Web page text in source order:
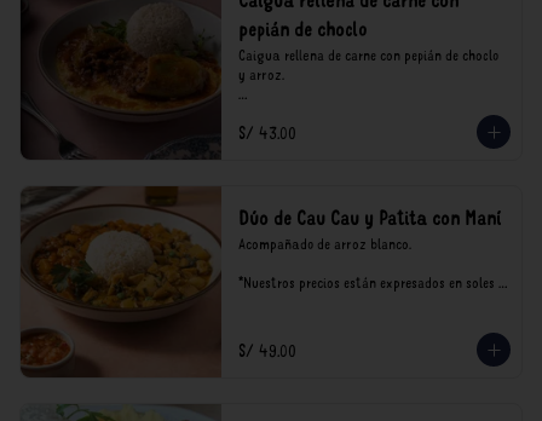
pepián de choclo
Caigua rellena de carne con pepián de choclo
y arroz.
*Nuestros precios están expresados en soles e
incluyen impuestos de ley y recargo al
S/ 43.00
Dúo de Cau Cau y Patita con Maní
Acompañado de arroz blanco.
*Nuestros precios están expresados en soles e
S/ 49.00